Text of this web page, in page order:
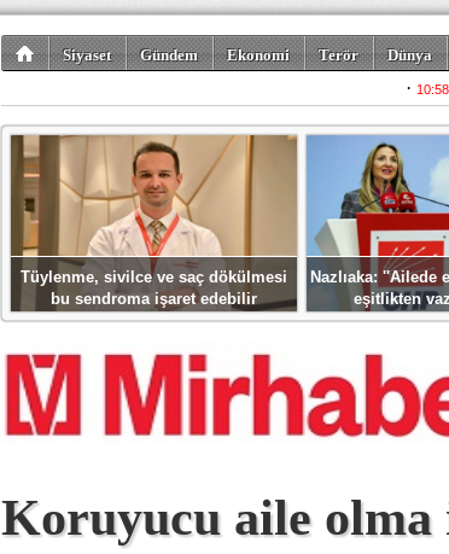
Siyaset Gündem Ekonomi Terör Dünya
Spor
Tüylenme, sivilce ve saç dökülmesi
bu sendroma işaret edebilir
Nazlıaka: ''Ailede
eşitlikten
Koruyucu aile olma